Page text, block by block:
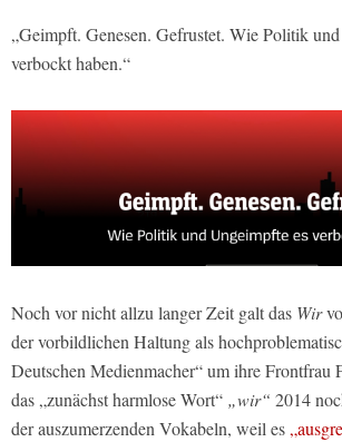
„Geimpft. Genesen. Gefrustet. Wie Politik
verbockt haben.“
Noch vor nicht allzu langer Zeit galt das Wir
der vorbildlichen Haltung als
Deutschen Medienmacher“ um ihre Frontfrau
das „zunächst harmlose Wort“ „wir“ 2014
der auszumerzenden Vokabeln, weil es